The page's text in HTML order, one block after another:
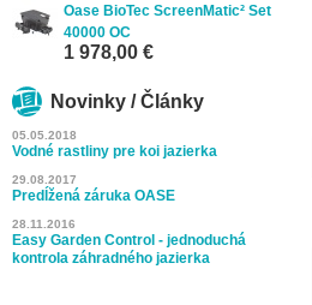
Oase BioTec ScreenMatic² Set
40000 OC
1 978,00 €
Novinky / Články
05.05.2018
Vodné rastliny pre koi jazierka
29.08.2017
Predĺžená záruka OASE
28.11.2016
Easy Garden Control - jednoduchá
kontrola záhradného jazierka